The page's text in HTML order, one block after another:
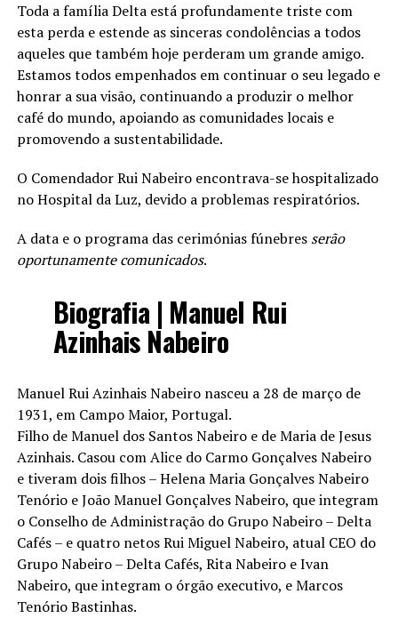
Toda a família Delta está profundamente triste com
esta perda e estende as sinceras condolências a todos
aqueles que também hoje perderam um grande amigo.
Estamos todos empenhados em continuar o seu legado e
honrar a sua visão, continuando a produzir o melhor
café do mundo, apoiando as comunidades locais e
promovendo a sustentabilidade.
O Comendador Rui Nabeiro encontrava-se hospitalizado
no Hospital da Luz, devido a problemas respiratórios.
A data e o programa das cerimónias fúnebres serão
oportunamente comunicados.
Biografia | Manuel Rui
Azinhais Nabeiro
Manuel Rui Azinhais Nabeiro nasceu a 28 de março de
1931, em Campo Maior, Portugal.
Filho de Manuel dos Santos Nabeiro e de Maria de Jesus
Azinhais. Casou com Alice do Carmo Gonçalves Nabeiro
e tiveram dois filhos – Helena Maria Gonçalves Nabeiro
Tenório e João Manuel Gonçalves Nabeiro, que integram
o Conselho de Administração do Grupo Nabeiro – Delta
Cafés – e quatro netos Rui Miguel Nabeiro, atual CEO do
Grupo Nabeiro – Delta Cafés, Rita Nabeiro e Ivan
Nabeiro, que integram o órgão executivo, e Marcos
Tenório Bastinhas.